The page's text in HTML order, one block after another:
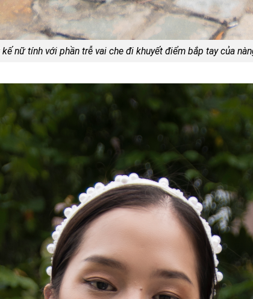
kế nữ tính với phần trễ vai che đi khuyết điểm bắp tay của